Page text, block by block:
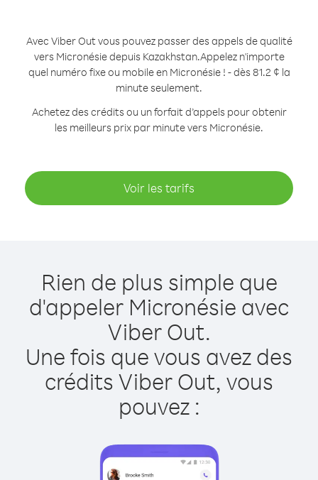
Avec Viber Out vous pouvez passer des appels de qualité
vers Micronésie depuis Kazakhstan.Appelez n'importe
quel numéro fixe ou mobile en Micronésie ! - dès 81.2 ¢ la
minute seulement.
Achetez des crédits ou un forfait d’appels pour obtenir
les meilleurs prix par minute vers Micronésie.
Voir les tarifs
Rien de plus simple que
d'appeler Micronésie avec
Viber Out.
Une fois que vous avez des
crédits Viber Out, vous
pouvez :